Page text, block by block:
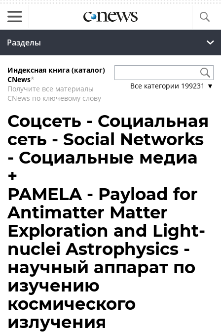
Разделы
Индексная книга (каталог)
CNews*
Получите все материалы
CNews по ключевому слову
Все категории 199231 ▼
Соцсеть - Социальная
сеть - Social Networks
- Социальные медиа
+
PAMELA - Payload for
Antimatter Matter
Exploration and Light-
nuclei Astrophysics -
научный аппарат по
изучению
космического
излучения